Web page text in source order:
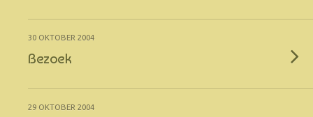
30 OKTOBER 2004
Bezoek
29 OKTOBER 2004